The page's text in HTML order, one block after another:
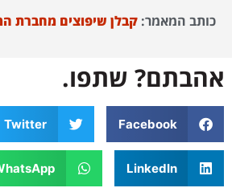
כותב המאמר: קבלן שיפוצים מחברת
אהבתם? שתפו.
Facebook
Twitter
LinkedIn